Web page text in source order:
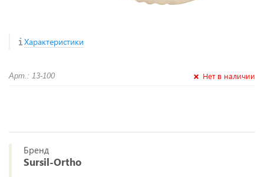
Характеристики
Арт.: 13-100 Нет в наличии
Бренд
Sursil-Ortho